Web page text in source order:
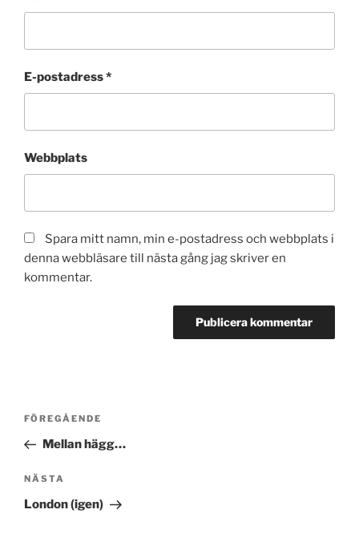
E-postadress*
Webbplats
Spara mitt namn, min e-postadress och webbplats i
denna webbläsare till nästa gång jag skriver en
kommentar.
Inläggsnavigering
Föregående
inlägg
FÖREGÅENDE
Mellan hägg…
Nästa
inlägg
NÄSTA
London (igen)